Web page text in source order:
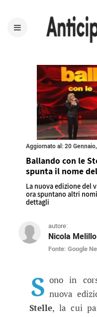
Aggiornato al: 20
Ballando con le
spunta il nome
La nuova edizione del
ora spuntano altri
dettagli
autore:
Nicola Melillo
Fonte: Google
Ballando
S ono in
nuova
Stelle, la cui